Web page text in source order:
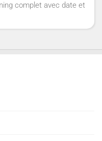
complet avec date et